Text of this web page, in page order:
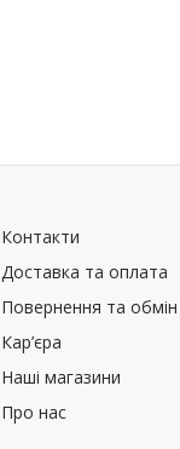
Контакти
Доставка та оплата
Повернення та обмін
Кар’єра
Наші магазини
Про нас